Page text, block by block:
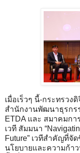
เมื่อเร็วๆ นี้-กระทรวง
สำนักงานพัฒนาธุรกร
ETDA และ สมาคมกา
เวที สัมมนา
Future” เวทีสำคัญที่จั
นโยบายและความก้า